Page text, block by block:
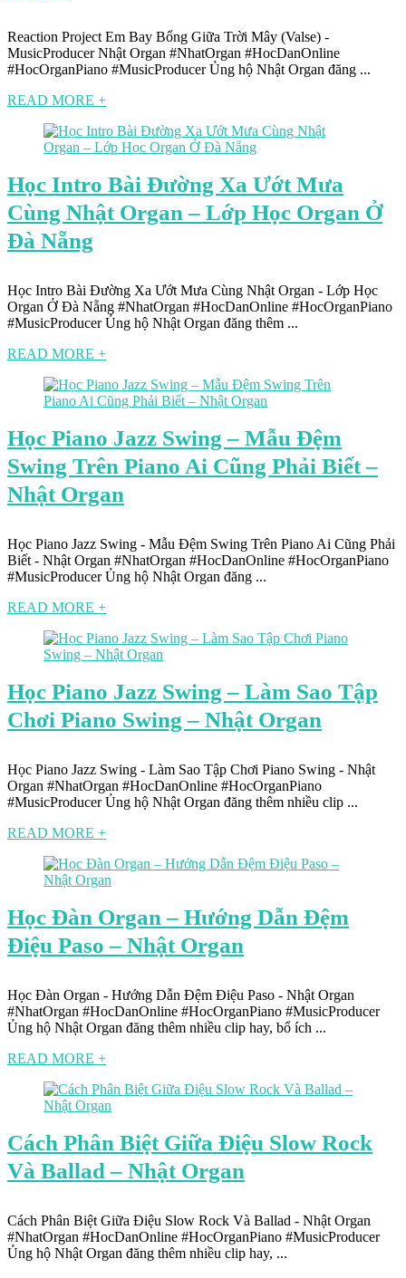
Reaction Project Em Bay Bổng Giữa Trời Mây (Valse) -
MusicProducer Nhật Organ #NhatOrgan #HocDanOnline
#HocOrganPiano #MusicProducer Ủng hộ Nhật Organ đăng ...
READ MORE +
Học Intro Bài Đường Xa Ướt Mưa
Cùng Nhật Organ – Lớp Học Organ Ở
Đà Nẵng
Học Intro Bài Đường Xa Ướt Mưa Cùng Nhật Organ - Lớp Học
Organ Ở Đà Nẵng #NhatOrgan #HocDanOnline #HocOrganPiano
#MusicProducer Ủng hộ Nhật Organ đăng thêm ...
READ MORE +
Học Piano Jazz Swing – Mẫu Đệm
Swing Trên Piano Ai Cũng Phải Biết –
Nhật Organ
Học Piano Jazz Swing - Mẫu Đệm Swing Trên Piano Ai Cũng Phải
Biết - Nhật Organ #NhatOrgan #HocDanOnline #HocOrganPiano
#MusicProducer Ủng hộ Nhật Organ đăng ...
READ MORE +
Học Piano Jazz Swing – Làm Sao Tập
Chơi Piano Swing – Nhật Organ
Học Piano Jazz Swing - Làm Sao Tập Chơi Piano Swing - Nhật
Organ #NhatOrgan #HocDanOnline #HocOrganPiano
#MusicProducer Ủng hộ Nhật Organ đăng thêm nhiều clip ...
READ MORE +
Học Đàn Organ – Hướng Dẫn Đệm
Điệu Paso – Nhật Organ
Học Đàn Organ - Hướng Dẫn Đệm Điệu Paso - Nhật Organ
#NhatOrgan #HocDanOnline #HocOrganPiano #MusicProducer
Ủng hộ Nhật Organ đăng thêm nhiều clip hay, bổ ích ...
READ MORE +
Cách Phân Biệt Giữa Điệu Slow Rock
Và Ballad – Nhật Organ
Cách Phân Biệt Giữa Điệu Slow Rock Và Ballad - Nhật Organ
#NhatOrgan #HocDanOnline #HocOrganPiano #MusicProducer
Ủng hộ Nhật Organ đăng thêm nhiều clip hay, ...